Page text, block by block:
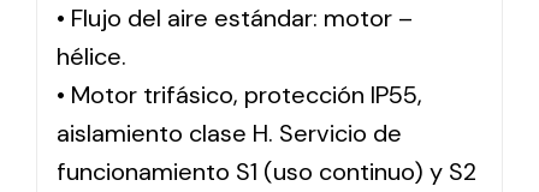
• Flujo del aire estándar: motor –
hélice.
• Motor trifásico, protección IP55,
aislamiento clase H. Servicio de
funcionamiento S1 (uso continuo) y S2